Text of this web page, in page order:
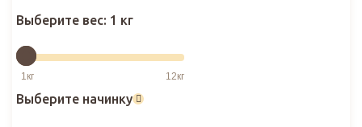
Выберите вес: 1 кг
Выберите начинку